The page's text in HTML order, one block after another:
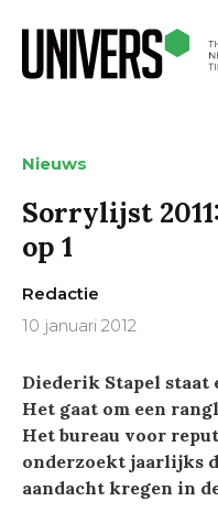
Nieuws
Sorrylijst
op 1
Redactie
10 januari 2012
Diederik Stapel staat
Het gaat om een
Het bureau voor
onderzoekt jaarlijks
aandacht kregen in